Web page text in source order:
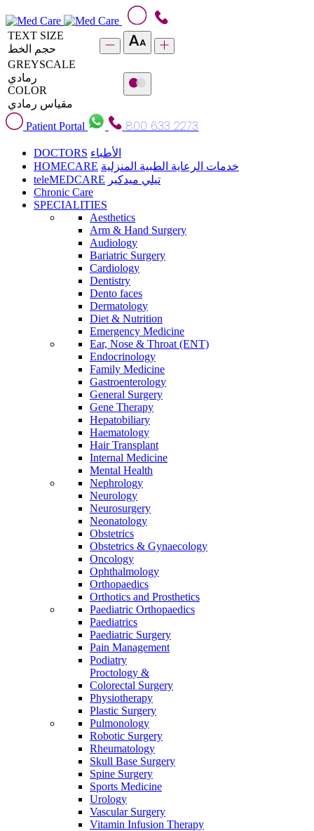
TEXT SIZE
حجم الخط
GREYSCALE
رمادي
COLOR
مقياس رمادي
Patient Portal
800 633 2273
DOCTORS الأطباء
HOMECARE خدمات الرعاية الطبية المنزلية
teleMEDCARE تيلي ميدكير
Chronic Care
SPECIALITIES
Aesthetics
Arm & Hand Surgery
Audiology
Bariatric Surgery
Cardiology
Dentistry
Dento faces
Dermatology
Diet & Nutrition
Emergency Medicine
Ear, Nose & Throat (ENT)
Endocrinology
Family Medicine
Gastroenterology
General Surgery
Gene Therapy
Hepatobiliary
Haematology
Hair Transplant
Internal Medicine
Mental Health
Nephrology
Neurology
Neurosurgery
Neonatology
Obstetrics
Obstetrics & Gynaecology
Oncology
Ophthalmology
Orthopaedics
Orthotics and Prosthetics
Paediatric Orthopaedics
Paediatrics
Paediatric Surgery
Pain Management
Podiatry
Proctology &
Colorectal Surgery
Physiotherapy
Plastic Surgery
Pulmonology
Robotic Surgery
Rheumatology
Skull Base Surgery
Spine Surgery
Sports Medicine
Urology
Vascular Surgery
Vitamin Infusion Therapy